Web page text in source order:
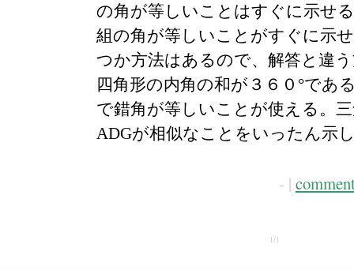
の角が等しいことはすぐに示せ
組の角が等しいことがすぐに示
つか方法はあるので、解答と違
四角形の内角の和が３６０°であ
で錯角が等しいことが使える。
ADGが相似なことをいったん示
- |
1/1